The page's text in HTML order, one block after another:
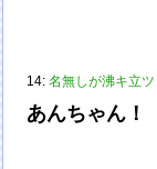
14:名無しが沸キ立ツ
あんちゃん！